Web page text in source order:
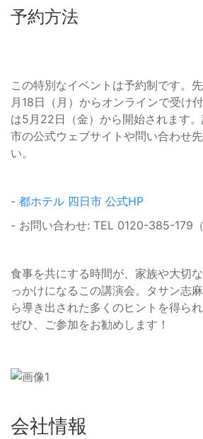
予約方法
この特別なイベントは予約制です。
月18日（月）からオンラインで受け
は5月22日（金）から開始されます
市の公式ウェブサイトや問い合わせ
い。
- 都ホテル 四日市 公式HP
- お問い合わせ: TEL 0120-385-179（
食事を共にする時間が、家族や大切
っかけになるこの講演会。タサン志
ら導き出された多くのヒントを得ら
ぜひ、ご参加をお勧めします！
会社情報